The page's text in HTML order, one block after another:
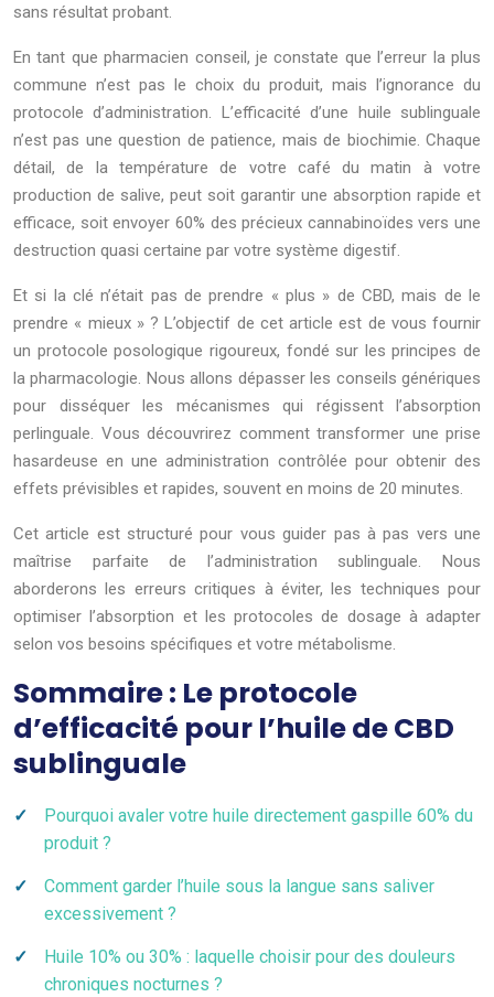
sans résultat probant.
En tant que pharmacien conseil, je constate que l’erreur la plus
commune n’est pas le choix du produit, mais l’ignorance du
protocole d’administration. L’efficacité d’une huile sublinguale
n’est pas une question de patience, mais de biochimie. Chaque
détail, de la température de votre café du matin à votre
production de salive, peut soit garantir une absorption rapide et
efficace, soit envoyer 60% des précieux cannabinoïdes vers une
destruction quasi certaine par votre système digestif.
Et si la clé n’était pas de prendre « plus » de CBD, mais de le
prendre « mieux » ? L’objectif de cet article est de vous fournir
un protocole posologique rigoureux, fondé sur les principes de
la pharmacologie. Nous allons dépasser les conseils génériques
pour disséquer les mécanismes qui régissent l’absorption
perlinguale. Vous découvrirez comment transformer une prise
hasardeuse en une administration contrôlée pour obtenir des
effets prévisibles et rapides, souvent en moins de 20 minutes.
Cet article est structuré pour vous guider pas à pas vers une
maîtrise parfaite de l’administration sublinguale. Nous
aborderons les erreurs critiques à éviter, les techniques pour
optimiser l’absorption et les protocoles de dosage à adapter
selon vos besoins spécifiques et votre métabolisme.
Sommaire : Le protocole
d’efficacité pour l’huile de CBD
sublinguale
Pourquoi avaler votre huile directement gaspille 60% du
produit ?
Comment garder l’huile sous la langue sans saliver
excessivement ?
Huile 10% ou 30% : laquelle choisir pour des douleurs
chroniques nocturnes ?